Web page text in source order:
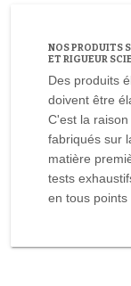
NOS PRODUITS
ET RIGUEUR
Des produits
doivent être
C'est la
fabriqués sur
matière
tests
en tous